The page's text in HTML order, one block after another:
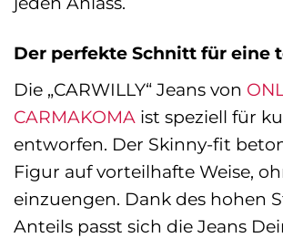
Der perfekte Schnitt für eine
Die „CARWILLY“ Jeans von
CARMAKOMA ist speziell für
entworfen. Der Skinny-fit
Figur auf vorteilhafte Weise,
einzuengen. Dank des hohen
Anteils passt sich die Jeans